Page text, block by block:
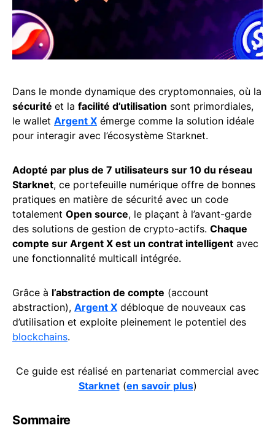
Dans le monde dynamique des cryptomonnaies, où la
sécurité et la facilité d’utilisation sont primordiales,
le wallet Argent X émerge comme la solution idéale
pour interagir avec l’écosystème Starknet.
Adopté par plus de 7 utilisateurs sur 10 du réseau
Starknet, ce portefeuille numérique offre de bonnes
pratiques en matière de sécurité avec un code
totalement Open source, le plaçant à l’avant-garde
des solutions de gestion de crypto-actifs. Chaque
compte sur Argent X est un contrat intelligent avec
une fonctionnalité multicall intégrée.
Grâce à l’abstraction de compte (account
abstraction), Argent X débloque de nouveaux cas
d’utilisation et exploite pleinement le potentiel des
blockchains.
Ce guide est réalisé en partenariat commercial avec
Starknet(en savoir plus)
Sommaire